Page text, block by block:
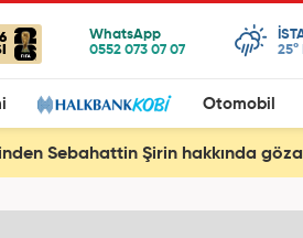
25°
Otomobil
Sebahattin Şirin hakkında